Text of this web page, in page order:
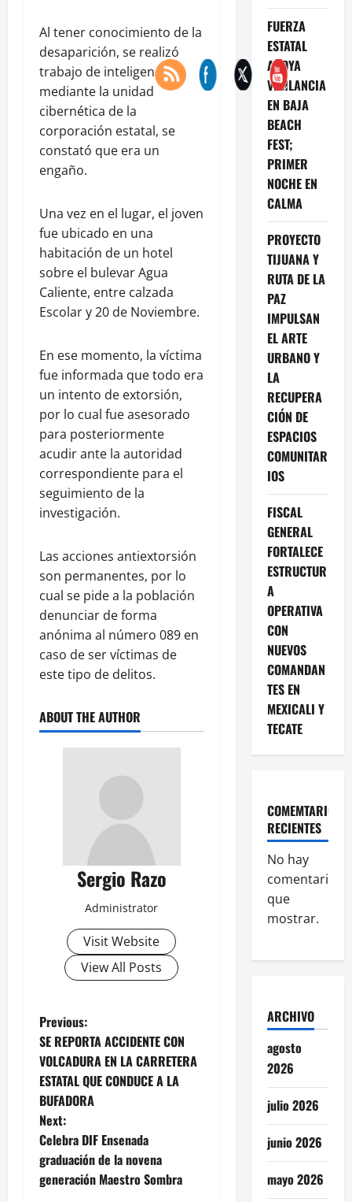
Al tener conocimiento de la
desaparición, se realizó
trabajo de inteligencia y
mediante la unidad
cibernética de la
corporación estatal, se
constató que era un
engaño.
Una vez en el lugar, el joven
fue ubicado en una
habitación de un hotel
sobre el bulevar Agua
Caliente, entre calzada
Escolar y 20 de Noviembre.
En ese momento, la víctima
fue informada que todo era
un intento de extorsión,
por lo cual fue asesorado
para posteriormente
acudir ante la autoridad
correspondiente para el
seguimiento de la
investigación.
Las acciones antiextorsión
son permanentes, por lo
cual se pide a la población
denunciar de forma
anónima al número 089 en
caso de ser víctimas de
este tipo de delitos.
ABOUT THE AUTHOR
Sergio Razo
Administrator
Visit Website
View All Posts
P
o
s
t
n
a
Previous:
SE REPORTA ACCIDENTE CON
VOLCADURA EN LA CARRETERA
ESTATAL QUE CONDUCE A LA
BUFADORA
Next:
Celebra DIF Ensenada
graduación de la novena
generación Maestro Sombra
FUERZA
ESTATAL
APOYA
VIGILANCIA
EN BAJA
BEACH
FEST;
PRIMER
NOCHE EN
CALMA
PROYECTO
TIJUANA Y
RUTA DE LA
PAZ
IMPULSAN
EL ARTE
URBANO Y
LA
RECUPERA
CIÓN DE
ESPACIOS
COMUNITAR
IOS
FISCAL
GENERAL
FORTALECE
ESTRUCTUR
A
OPERATIVA
CON
NUEVOS
COMANDAN
TES EN
MEXICALI Y
TECATE
COMEMTARIOS
RECIENTES
No hay
comentarios
que
mostrar.
ARCHIVO
agosto
2026
julio 2026
junio 2026
mayo 2026